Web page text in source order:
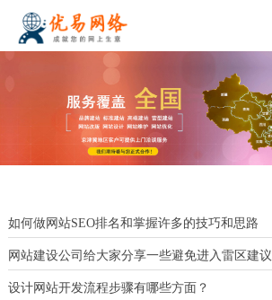
如何做网站SEO排名和掌握许多的技巧和思路
网站建设公司给大家分享一些避免进入雷区建议
设计网站开发流程步骤有哪些方面？